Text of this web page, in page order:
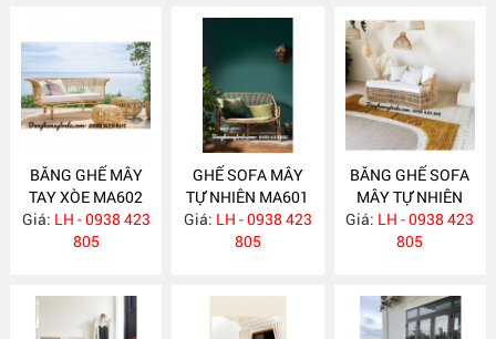
BĂNG GHẾ MÂY
TAY XÒE MA602
Giá: LH - 0938 423
805
GHẾ SOFA MÂY
TỰ NHIÊN MA601
Giá: LH - 0938 423
805
BĂNG GHẾ SOFA
MÂY TỰ NHIÊN
MA597
Giá: LH - 0938 423
805